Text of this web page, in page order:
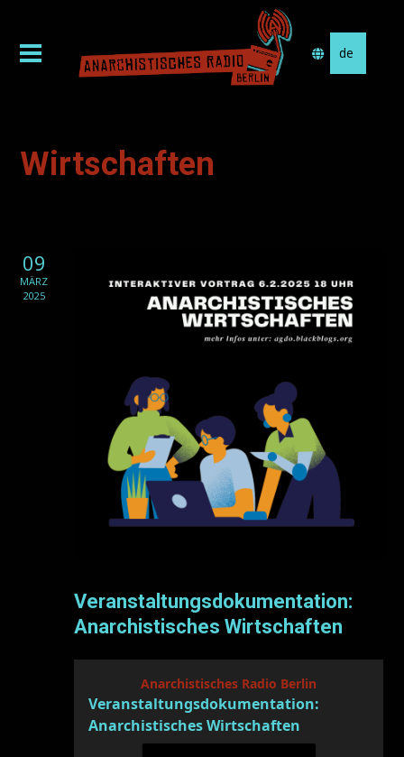
auswählen
Wirtschaften
09
MÄRZ
2025
Veranstaltungsdokumentation:
Anarchistisches Wirtschaften